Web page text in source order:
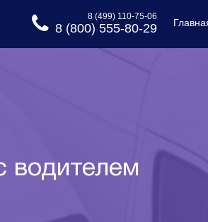
8 (499) 110-75-06
8 (800) 555-80-29
водителем